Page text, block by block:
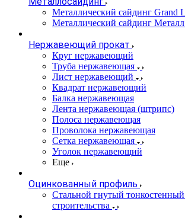
Металлический сайдинг Grand
Металлический сайдинг
Нержавеющий прокат
Круг нержавеющий
Труба нержавеющая
Лист нержавеющий
Квадрат нержавеющий
Балка нержавеющая
Лента нержавеющая (штрипс)
Полоса нержавеющая
Проволока нержавеющая
Сетка нержавеющая
Уголок нержавеющий
Еще
Оцинкованный профиль
Стальной гнутый
строительства